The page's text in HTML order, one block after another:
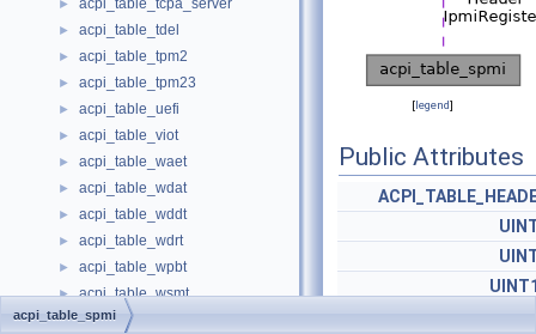
► acpi_table_tcpa_server
► acpi_table_tdel
► acpi_table_tpm2
► acpi_table_tpm23
► acpi_table_uefi
► acpi_table_viot
► acpi_table_waet
► acpi_table_wdat
► acpi_table_wddt
► acpi_table_wdrt
► acpi_table_wpbt
► acpi_table_wsmt
► acpi_table_xenv
[legend]
Public Attributes
acpi_table_spmi